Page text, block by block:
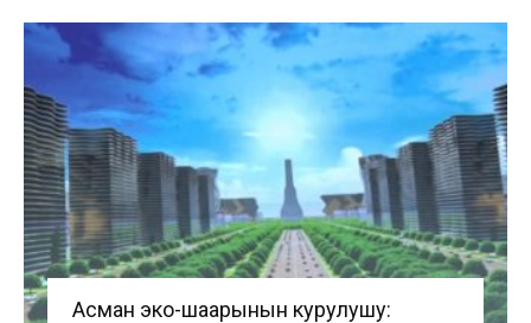
Асман эко-шаарынын курулушу: